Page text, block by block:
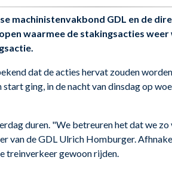
machinistenvakbond GDL en de
waarmee de stakingsacties
dat de acties hervat zouden
ging, in de nacht van dinsdag op
duren. "We betreuren het dat we
van de GDL Ulrich Homburger.
treinverkeer gewoon rijden.